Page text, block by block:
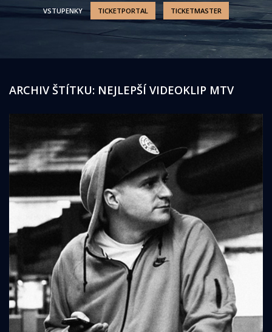
VSTUPENKY TICKETPORTAL TICKETMASTER
ARCHIV ŠTÍTKU: NEJLEPŠÍ VIDEOKLIP MTV